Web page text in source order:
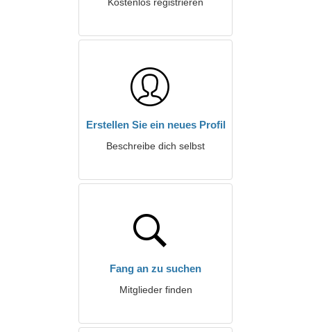
Erstellen Sie ein neues Profil
Beschreibe dich selbst
Fang an zu suchen
Mitglieder finden